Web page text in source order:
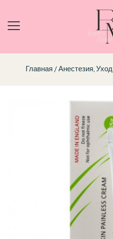
Главная Анестезия, Уход